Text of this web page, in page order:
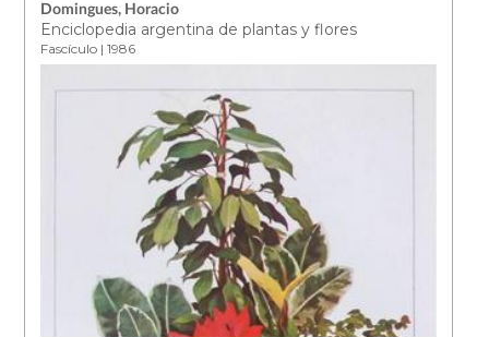
Domingues, Horacio
Enciclopedia argentina de plantas y flores
Fascículo | 1986